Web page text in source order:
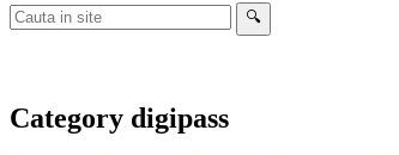
Cauta
in
🔍
Category digipass